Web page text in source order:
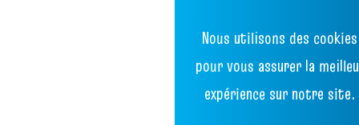
Nous utilisons des cookies
pour vous assurer la
expérience sur notre site.